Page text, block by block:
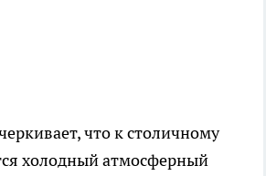
что к столичному
холодный атмосферный